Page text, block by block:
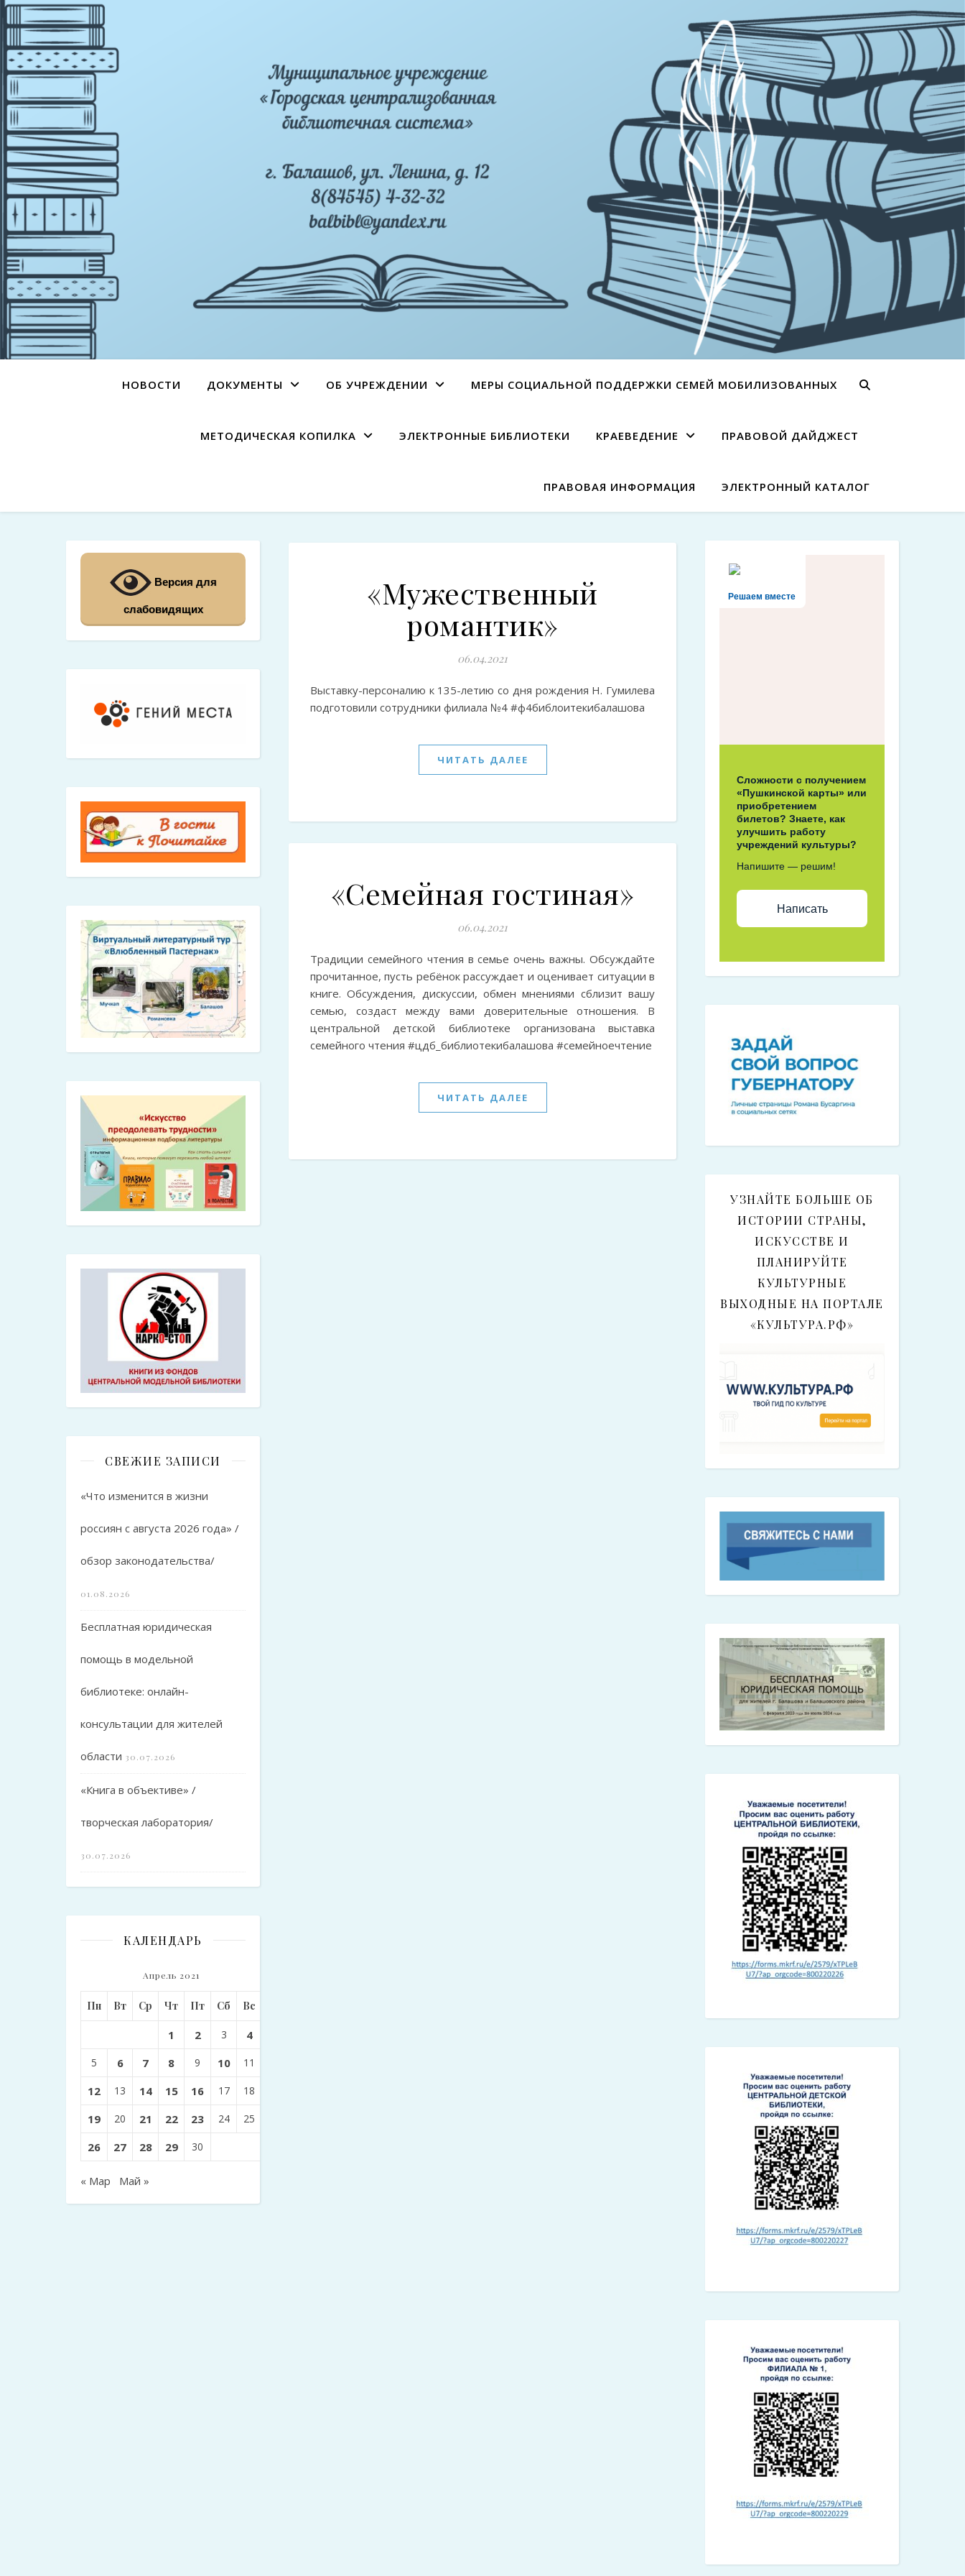
НОВОСТИ ДОКУМЕНТЫ ОБ УЧРЕЖДЕНИИ МЕРЫ СОЦИАЛЬНОЙ ПОДДЕРЖКИ СЕМЕЙ МОБИЛИЗОВАННЫХ
МЕТОДИЧЕСКАЯ КОПИЛКА ЭЛЕКТРОННЫЕ БИБЛИОТЕКИ КРАЕВЕДЕНИЕ ПРАВОВОЙ ДАЙДЖЕСТ
ПРАВОВАЯ ИНФОРМАЦИЯ ЭЛЕКТРОННЫЙ КАТАЛОГ
Версия для
слабовидящих
СВЕЖИЕ ЗАПИСИ
«Что изменится в жизни
россиян с августа 2026 года» /
обзор законодательства/
01.08.2026
Бесплатная юридическая
помощь в модельной
библиотеке: онлайн-
консультации для жителей
области 30.07.2026
«Книга в объективе» /
творческая лаборатория/
30.07.2026
КАЛЕНДАРЬ
Апрель 2021
Пн Вт Ср Чт Пт Сб Вс
1 2 3 4
5 6 7 8 9 10 11
12 13 14 15 16 17 18
19 20 21 22 23 24 25
26 27 28 29 30
« Мар Май »
«Мужественный
романтик»
06.04.2021
Выставку-персоналию к 135-летию со дня рождения Н. Гумилева
подготовили сотрудники филиала №4 #ф4библоитекибалашова
ЧИТАТЬ ДАЛЕЕ
«Семейная гостиная»
06.04.2021
Традиции семейного чтения в семье очень важны. Обсуждайте
прочитанное, пусть ребёнок рассуждает и оценивает ситуации в
книге. Обсуждения, дискуссии, обмен мнениями сблизит вашу
семью, создаст между вами доверительные отношения. В
центральной детской библиотеке организована выставка
семейного чтения #цдб_библиотекибалашова #семейноечтение
ЧИТАТЬ ДАЛЕЕ
Решаем вместе
Сложности с получением
«Пушкинской карты» или
приобретением
билетов? Знаете, как
улучшить работу
учреждений культуры?
Напишите — решим!
Написать
УЗНАЙТЕ БОЛЬШЕ ОБ
ИСТОРИИ СТРАНЫ,
ИСКУССТВЕ И
ПЛАНИРУЙТЕ
КУЛЬТУРНЫЕ
ВЫХОДНЫЕ НА ПОРТАЛЕ
«КУЛЬТУРА.РФ»